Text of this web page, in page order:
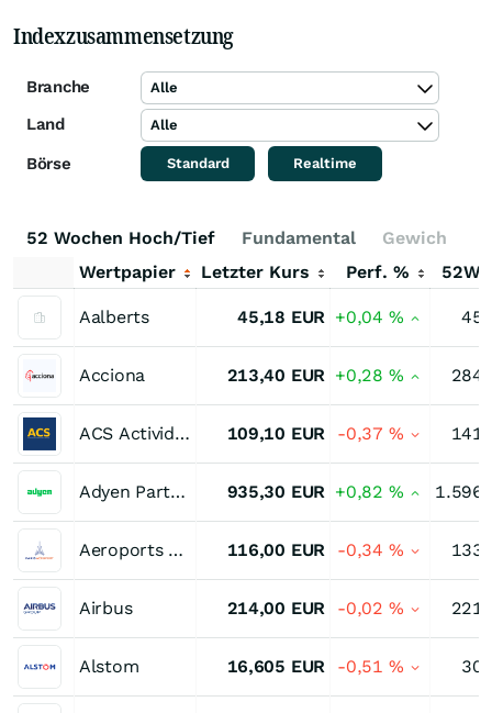
Indexzusammensetzung
Branche Alle
Land Alle
Börse Standard Realtime
52 Wochen Hoch/Tief Fundamental
Gewichtung
Wertpapier
Letzter Kurs Perf. %
Aalberts 45,18 EUR +0,04 %
Acciona 213,40 EUR +0,28 %
ACS Actividades de Construccion y Servicios 109,10 EUR -0,37 %
Adyen Parts Sociales 935,30 EUR +0,82 %
Aeroports de Paris ADP 116,00 EUR -0,34 %
Airbus 214,00 EUR -0,02 %
Alstom 16,605 EUR -0,51 %